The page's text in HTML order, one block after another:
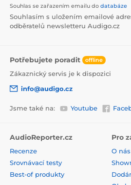
Souhlas se zařazením emailu do databáze
Souhlasím s uložením emailové
odběratelů newsletteru Audigo.cz
Potřebujete poradit offline
Zákaznický servis je k dispozici
info@audigo.cz
Jsme také na: Youtube
AudioReporter.cz
Recenze
Srovnávací testy
Best-of produkty
Pro
O nás